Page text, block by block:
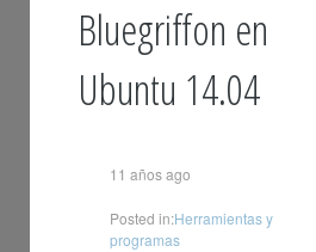
Bluegriffon en
Ubuntu 14.04
11 años ago
Posted in:Herramientas y
programas